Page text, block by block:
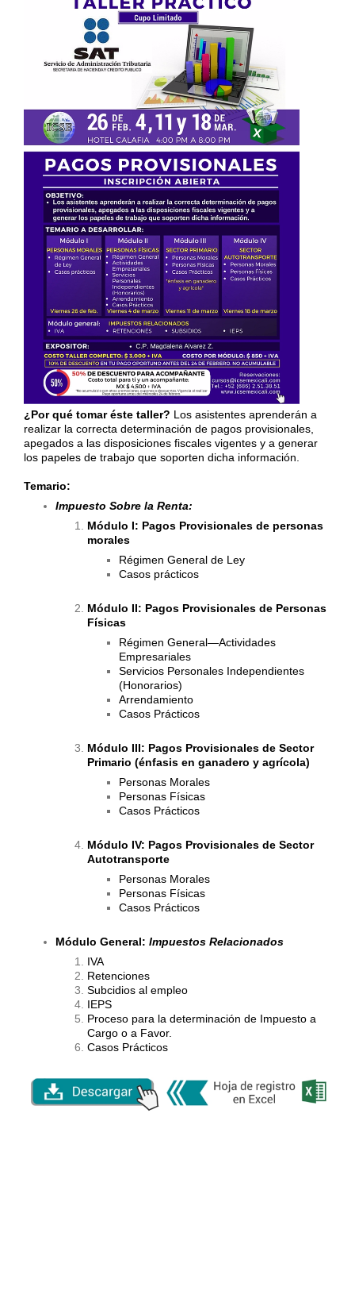
¿Por qué tomar éste taller? Los asistentes aprenderán a
realizar la correcta determinación de pagos provisionales,
apegados a las disposiciones fiscales vigentes y a generar
los papeles de trabajo que soporten dicha información.
Temario:
Impuesto Sobre la Renta:
Módulo I: Pagos Provisionales de personas
morales
Régimen General de Ley
Casos prácticos
Módulo II: Pagos Provisionales de Personas
Físicas
Régimen General—Actividades
Empresariales
Servicios Personales Independientes
(Honorarios)
Arrendamiento
Casos Prácticos
Módulo III: Pagos Provisionales de Sector
Primario (énfasis en ganadero y agrícola)
Personas Morales
Personas Físicas
Casos Prácticos
Módulo IV: Pagos Provisionales de Sector
Autotransporte
Personas Morales
Personas Físicas
Casos Prácticos
Módulo General: Impuestos Relacionados
IVA
Retenciones
Subcidios al empleo
IEPS
Proceso para la determinación de Impuesto a
Cargo o a Favor.
Casos Prácticos